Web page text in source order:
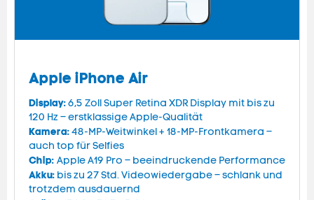
Apple iPhone Air
Display:6,5 Zoll Super Retina XDR Display mit bis zu
120 Hz – erstklassige Apple-Qualität
Kamera:48-MP-Weitwinkel + 18-MP-Frontkamera –
auch top für Selfies
Chip: Apple A19 Pro – beeindruckende Performance
Akku: bis zu 27 Std. Videowiedergabe – schlank und
trotzdem ausdauernd